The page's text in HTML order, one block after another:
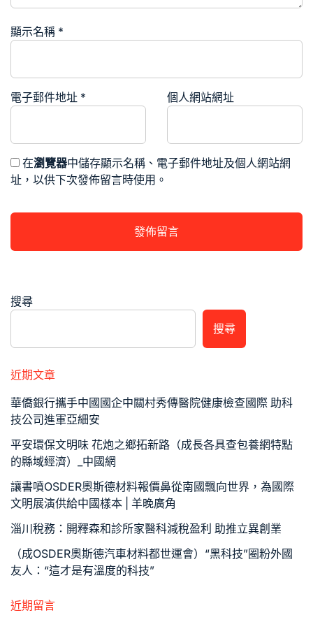
顯示名稱 *
電子郵件地址 * 個人網站網址
在瀏覽器中儲存顯示名稱、電子郵件地址及個人網站網
址，以供下次發佈留言時使用。
搜尋
搜尋
近期文章
華僑銀行攜手中國國企中關村秀傳醫院健康檢查國際 助科
技公司進軍亞細安
平安環保文明味 花炮之鄉拓新路（成長各具查包養網特點
的縣域經濟）_中國網
讓書噴OSDER奧斯德材料報價鼻從南國飄向世界，為國際
文明展演供給中國樣本 | 羊晚廣角
淄川稅務：開釋森和診所家醫科減稅盈利 助推立異創業
（成OSDER奧斯德汽車材料都世運會）“黑科技”圈粉外國
友人：“這才是有溫度的科技”
近期留言